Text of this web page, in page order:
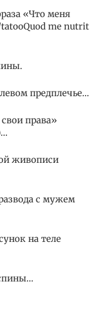
«Что меня
tatooQuod me nutrit
предплечье…
права»
живописи
с мужем
на теле